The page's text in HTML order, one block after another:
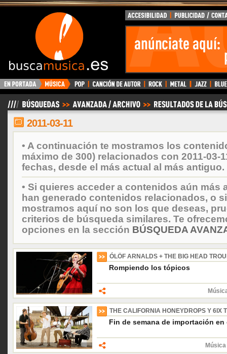
BuscaMusica.es
2011-03-11
• A continuación te mostramos los
máximo de 300) relacionados con 2011-03-
fechas, desde el más actual al más antiguo.
• Si quieres acceder a contenidos aún más
han generado contenidos relacionados, o
mostramos aquí no son los que deseas,
criterios de búsqueda similares. Te
opciones en la sección BÚSQUEDA
ÓLÖF ARNALDS + THE BIG HEAD
Rompiendo los tópicos
THE CALIFORNIA HONEYDROPS Y 6IX
Fin de semana de importación